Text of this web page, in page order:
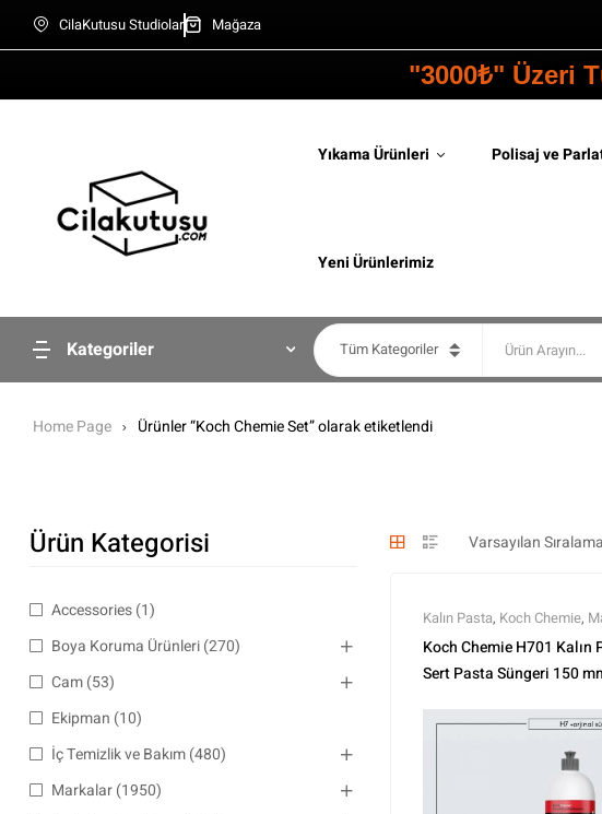
CilaKutusu Studiolar Mağaza
"3000₺" Üzeri
Yıkama Ürünleri Polisaj ve
Yeni Ürünlerimiz
Kategoriler Tüm Kategoriler
Home Page Ürünler “Koch Chemie Set” olarak etiketlendi
Kalın Pasta, Koch Chemie,
padleri,Pedler, Pedler ve
Polisaj ve Parlatma,Setler,
Koch Chemie H701 Kalın
Sert Pasta Süngeri 150
Ürün Kategorisi
Accessories(1)
Boya Koruma Ürünleri(270)
Cam(53)
Ekipman (10)
İç Temizlik ve Bakım(480)
Markalar(1950)